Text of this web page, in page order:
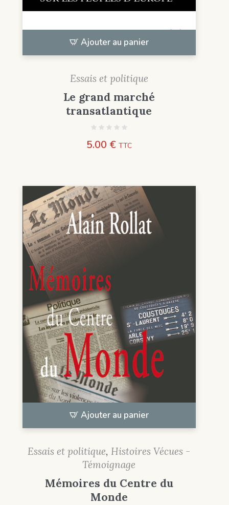
Ajouter au panier
Essais et politique
Le grand marché
transatlantique
5.00 € TTC
Ajouter au panier
Essais et politique, Histoires Vécues -
Témoignage
Mémoires du Centre du
Monde